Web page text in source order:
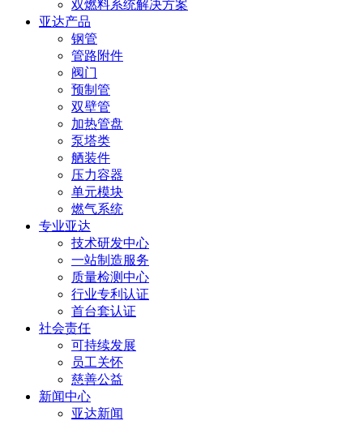
双燃料系统解决方案
亚达产品
钢管
管路附件
阀门
预制管
双壁管
加热管盘
泵塔类
舾装件
压力容器
单元模块
燃气系统
专业亚达
技术研发中心
一站制造服务
质量检测中心
行业专利认证
首台套认证
社会责任
可持续发展
员工关怀
慈善公益
新闻中心
亚达新闻